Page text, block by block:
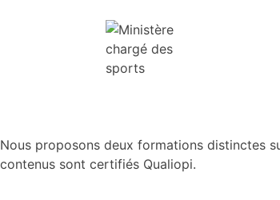
Nous proposons deux formations distinctes
contenus sont certifiés Qualiopi.